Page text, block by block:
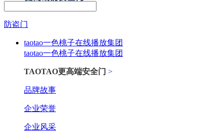
防盗门
taotao一色桃子在线播放集团
taotao一色桃子在线播放集团
TAOTAO更高端安全门 >
品牌故事
企业荣誉
企业风采